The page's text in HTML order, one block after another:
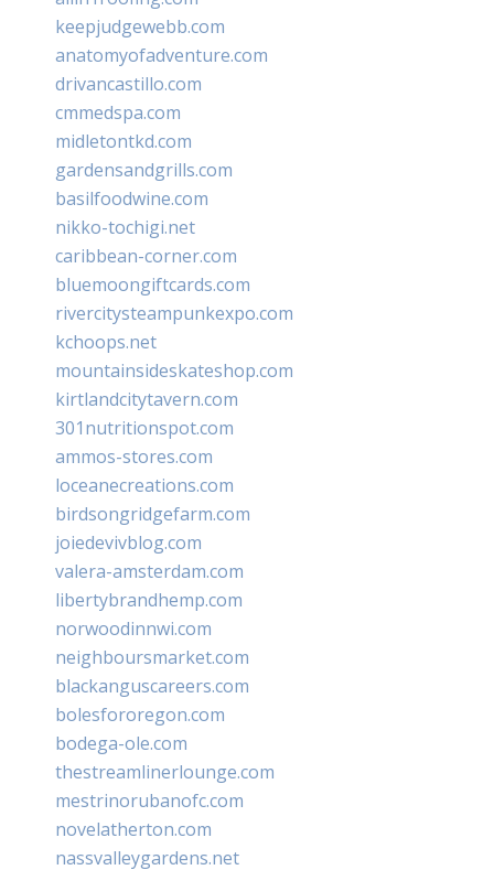
keepjudgewebb.com
anatomyofadventure.com
drivancastillo.com
cmmedspa.com
midletontkd.com
gardensandgrills.com
basilfoodwine.com
nikko-tochigi.net
caribbean-corner.com
bluemoongiftcards.com
rivercitysteampunkexpo.com
kchoops.net
mountainsideskateshop.com
kirtlandcitytavern.com
301nutritionspot.com
ammos-stores.com
loceanecreations.com
birdsongridgefarm.com
joiedevivblog.com
valera-amsterdam.com
libertybrandhemp.com
norwoodinnwi.com
neighboursmarket.com
blackanguscareers.com
bolesfororegon.com
bodega-ole.com
thestreamlinerlounge.com
mestrinorubanofc.com
novelatherton.com
nassvalleygardens.net